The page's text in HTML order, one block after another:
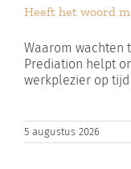
naar:
Winkelwagen
Heeft het woord
Waarom wachten
Prediation helpt
werkplezier op
5 augustus 2026